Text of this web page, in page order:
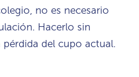
no es necesario
Hacerlo sin
del cupo actual.